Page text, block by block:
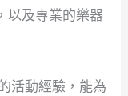
以及專業的樂器
活動經驗，能為